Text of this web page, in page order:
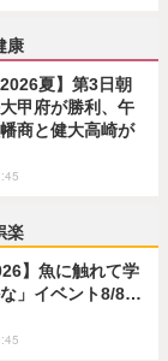
康
2026夏】第3日朝
甲府が勝利、午
商と健大高崎が
楽
】魚に触れて学
」イベント8/8…